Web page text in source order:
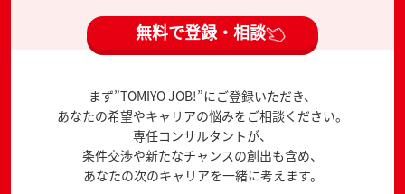
無料で登録・相談
まず”TOMIYO JOB!”にご登録いただき、
あなたの希望やキャリアの悩みをご相談ください。
専任コンサルタントが、
条件交渉や新たなチャンスの創出も含め、
あなたの次のキャリアを一緒に考えます。